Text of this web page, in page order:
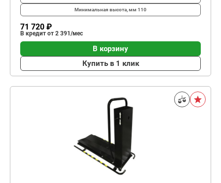
Минимальная высота, мм 110
71 720 ₽
В кредит от 2 391/мес
В корзину
Купить в 1 клик